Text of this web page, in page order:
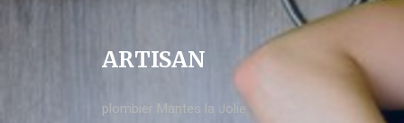
ARTISAN
plombier Mantes la Jolie